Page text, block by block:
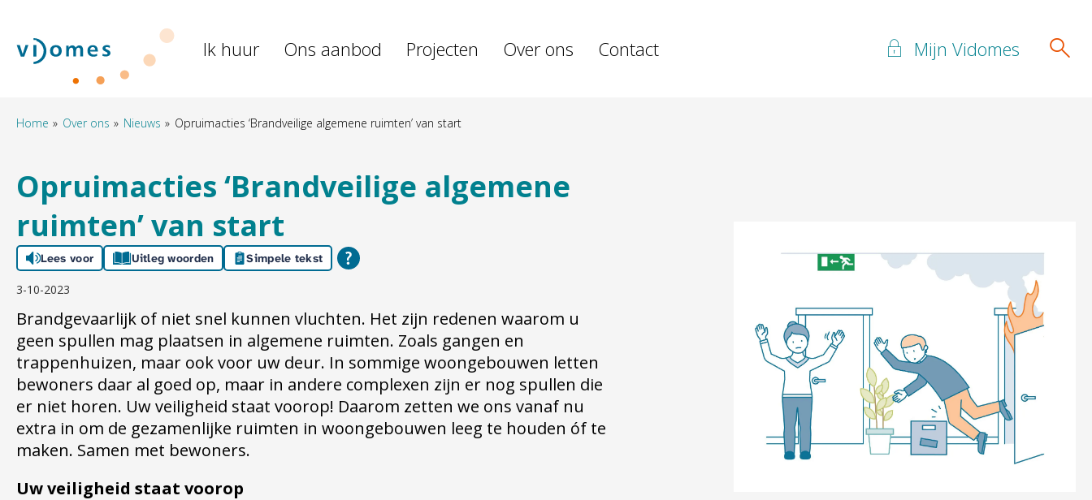
Naar hoofdinhoud
Naar hoofdnavigatiemenu
Naar zoeken
Naar de homepage Ik huur Ons aanbod Projecten Over ons Contact Mijn Vidomes
Home Over ons Nieuws Opruimacties ‘Brandveilige algemene ruimten’ van start
Opruimacties ‘Brandveilige algemene
ruimten’ van start
Lees voor Uitleg woorden Simpele tekst
3-10-2023
Brandgevaarlijk of niet snel kunnen vluchten. Het zijn redenen waarom u
geen spullen mag plaatsen in algemene ruimten. Zoals gangen en
trappenhuizen, maar ook voor uw deur. In sommige woongebouwen letten
bewoners daar al goed op, maar in andere complexen zijn er nog spullen die
er niet horen. Uw veiligheid staat voorop! Daarom zetten we ons vanaf nu
extra in om de gezamenlijke ruimten in woongebouwen leeg te houden óf te
maken. Samen met bewoners.
Uw veiligheid staat voorop